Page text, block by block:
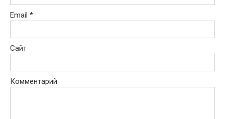
Email *
Сайт
Комментарий